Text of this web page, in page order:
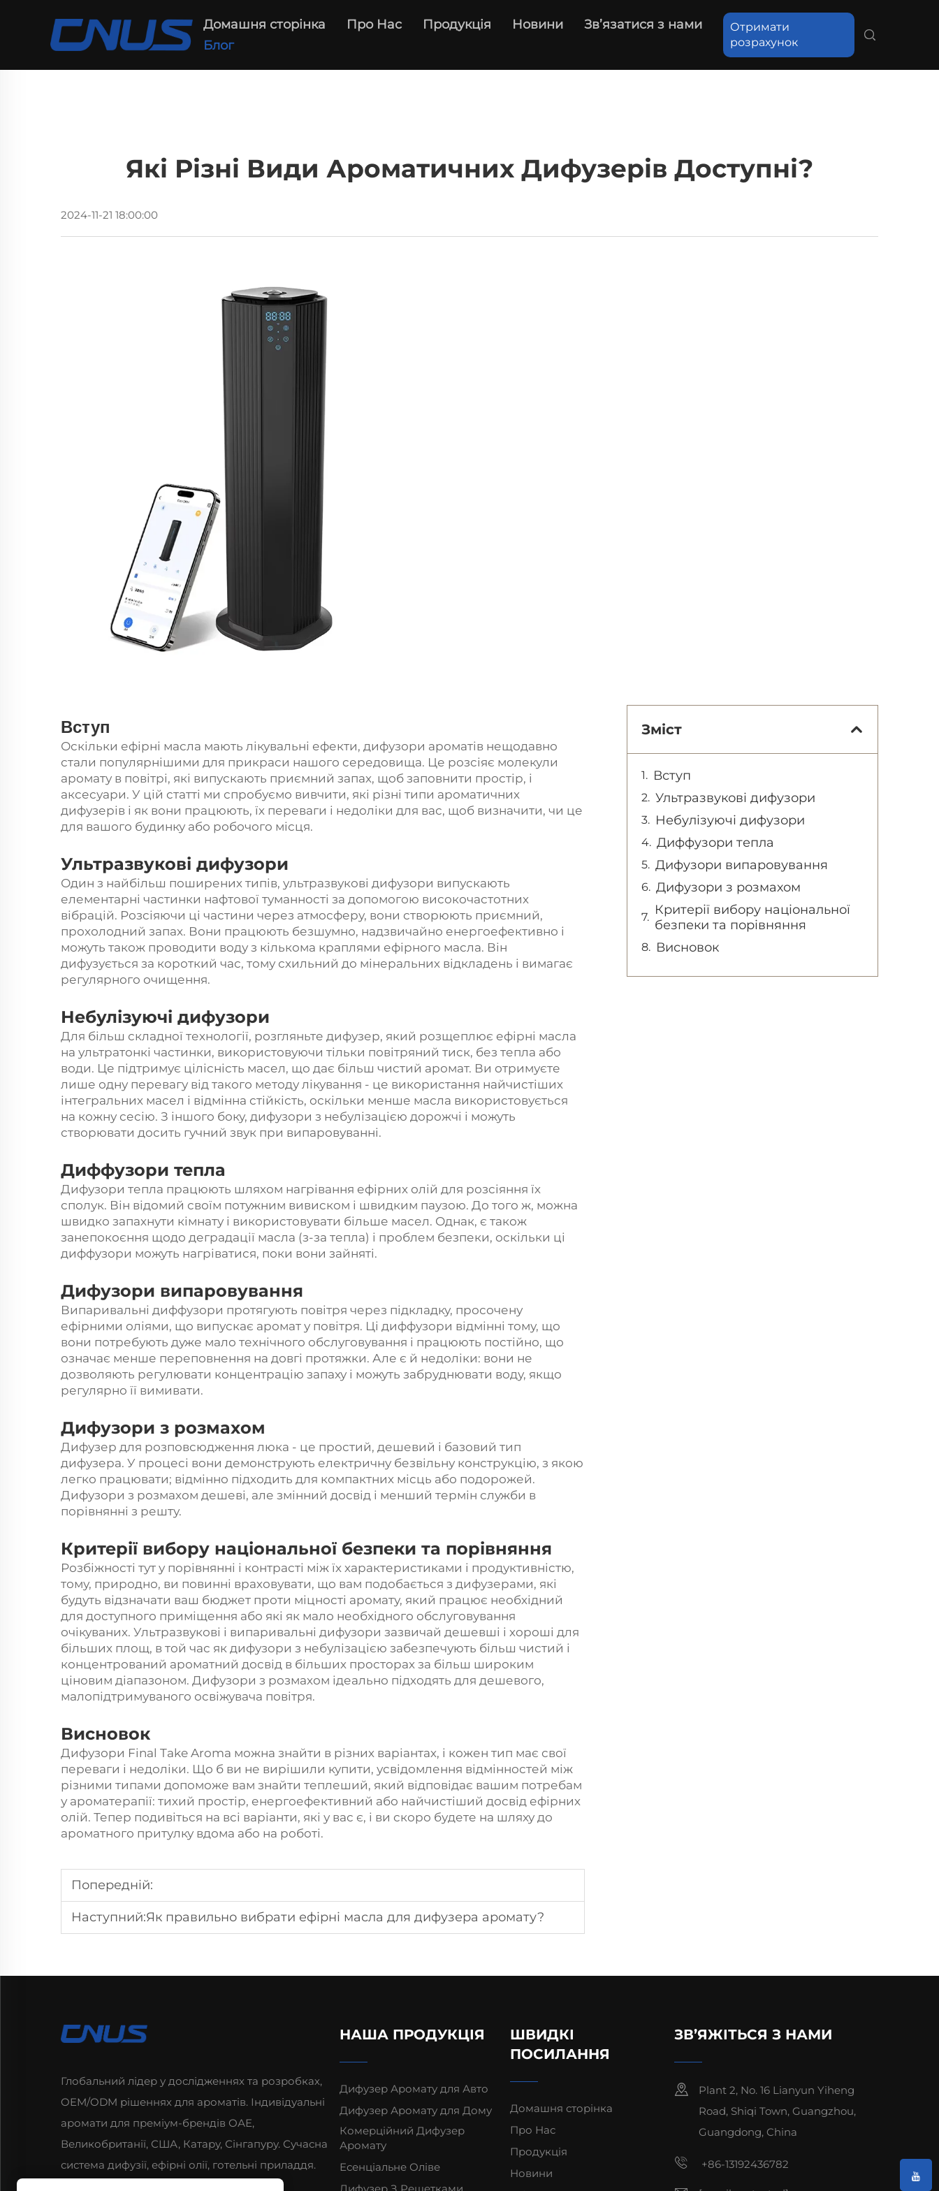
Домашня сторінка Про Нас Продукція Новини
Зв’язатися з нами
Блог
Отримати
розрахунок
Які Різні Види Ароматичних Дифузерів Доступні?
2024-11-21 18:00:00
Вступ
Оскільки ефірні масла мають лікувальні ефекти, дифузори ароматів нещодавно
стали популярнішими для прикраси нашого середовища. Це розсіяє молекули
аромату в повітрі, які випускають приємний запах, щоб заповнити простір, і
аксесуари. У цій статті ми спробуємо вивчити, які різні типи ароматичних
дифузерів і як вони працюють, їх переваги і недоліки для вас, щоб визначити, чи це
для вашого будинку або робочого місця.
Ультразвукові дифузори
Один з найбільш поширених типів, ультразвукові дифузори випускають
елементарні частинки нафтової туманності за допомогою високочастотних
вібрацій. Розсіяючи ці частини через атмосферу, вони створюють приємний,
прохолодний запах. Вони працюють безшумно, надзвичайно енергоефективно і
можуть також проводити воду з кількома краплями ефірного масла. Він
дифузується за короткий час, тому схильний до мінеральних відкладень і вимагає
регулярного очищення.
Небулізуючі дифузори
Для більш складної технології, розгляньте дифузер, який розщеплює ефірні масла
на ультратонкі частинки, використовуючи тільки повітряний тиск, без тепла або
води. Це підтримує цілісність масел, що дає більш чистий аромат. Ви отримуєте
лише одну перевагу від такого методу лікування - це використання найчистіших
інтегральних масел і відмінна стійкість, оскільки менше масла використовується
на кожну сесію. З іншого боку, дифузори з небулізацією дорожчі і можуть
створювати досить гучний звук при випаровуванні.
Диффузори тепла
Дифузори тепла працюють шляхом нагрівання ефірних олій для розсіяння їх
сполук. Він відомий своїм потужним вивиском і швидким паузою. До того ж, можна
швидко запахнути кімнату і використовувати більше масел. Однак, є також
занепокоєння щодо деградації масла (з-за тепла) і проблем безпеки, оскільки ці
диффузори можуть нагріватися, поки вони зайняті.
Дифузори випаровування
Випаривальні диффузори протягують повітря через підкладку, просочену
ефірними оліями, що випускає аромат у повітря. Ці диффузори відмінні тому, що
вони потребують дуже мало технічного обслуговування і працюють постійно, що
означає менше переповнення на довгі протяжки. Але є й недоліки: вони не
дозволяють регулювати концентрацію запаху і можуть забруднювати воду, якщо
регулярно її вимивати.
Дифузори з розмахом
Дифузер для розповсюдження люка - це простий, дешевий і базовий тип
дифузера. У процесі вони демонструють електричну безвільну конструкцію, з якою
легко працювати; відмінно підходить для компактних місць або подорожей.
Дифузори з розмахом дешеві, але змінний досвід і менший термін служби в
порівнянні з решту.
Критерії вибору національної безпеки та порівняння
Розбіжності тут у порівнянні і контрасті між їх характеристиками і продуктивністю,
тому, природно, ви повинні враховувати, що вам подобається з дифузерами, які
будуть відзначати ваш бюджет проти міцності аромату, який працює необхідний
для доступного приміщення або які як мало необхідного обслуговування
очікуваних. Ультразвукові і випаривальні дифузори зазвичай дешевші і хороші для
більших площ, в той час як дифузори з небулізацією забезпечують більш чистий і
концентрований ароматний досвід в більших просторах за більш широким
ціновим діапазоном. Дифузори з розмахом ідеально підходять для дешевого,
малопідтримуваного освіжувача повітря.
Висновок
Дифузори Final Take Aroma можна знайти в різних варіантах, і кожен тип має свої
переваги і недоліки. Що б ви не вирішили купити, усвідомлення відмінностей між
різними типами допоможе вам знайти теплеший, який відповідає вашим потребам
у ароматерапії: тихий простір, енергоефективний або найчистіший досвід ефірних
олій. Тепер подивіться на всі варіанти, які у вас є, і ви скоро будете на шляху до
ароматного притулку вдома або на роботі.
Попередній:
Наступний:Як правильно вибрати ефірні масла для дифузера аромату?
Зміст
Вступ
Ультразвукові дифузори
Небулізуючі дифузори
Диффузори тепла
Дифузори випаровування
Дифузори з розмахом
Критерії вибору національної
безпеки та порівняння
Висновок
Глобальний лідер у дослідженнях та розробках,
OEM/ODM рішеннях для ароматів. Індивідуальні
аромати для преміум-брендів ОАЕ,
Великобританії, США, Катару, Сінгапуру. Сучасна
система дифузії, ефірні олії, готельні приладдя.
НАША ПРОДУКЦІЯ
Дифузер Аромату для Авто
Дифузер Аромату для Дому
Комерційний Дифузер
Аромату
Есенціальне Оліве
ШВИДКІ
ПОСИЛАННЯ
Домашня сторінка
Про Нас
Продукція
Новини
ЗВ’ЯЖІТЬСЯ З НАМИ
Plant 2, No. 16 Lianyun Yiheng
Road, Shiqi Town, Guangzhou,
Guangdong, China
+86-13192436782